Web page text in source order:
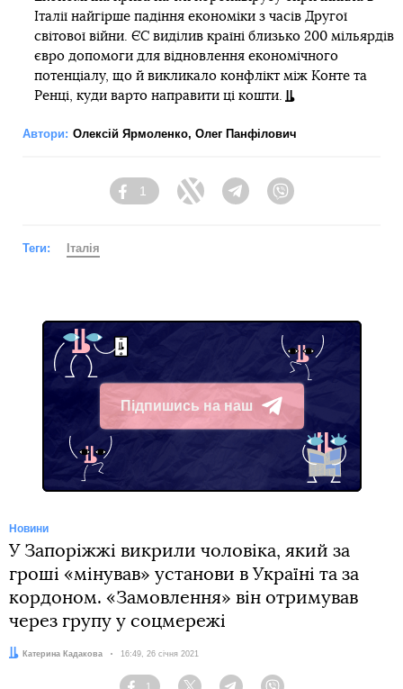
Італії найгірше падіння економіки з часів Другої
світової війни. ЄС виділив країні близько 200 мільярдів
євро допомоги для відновлення економічного
потенціалу, що й викликало конфлікт між Конте та
Ренці, куди варто направити ці кошти.
Автори: Олексій Ярмоленко, Олег Панфілович
Facebook
1
Twitter Telegram
Теги: Італія
Підпишись на наш
Telegram
Новини
У Запоріжжі викрили чоловіка, який за
гроші «мінував» установи в Україні та за
кордоном. «Замовлення» він отримував
через групу у соцмережі
Автор:Катерина Кадакова Дата:
16:49, 26 січня 2021
1